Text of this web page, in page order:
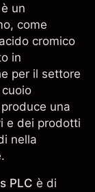
un
come
cromico
in
per il settore
una
e dei prodotti
nella
PLC è di